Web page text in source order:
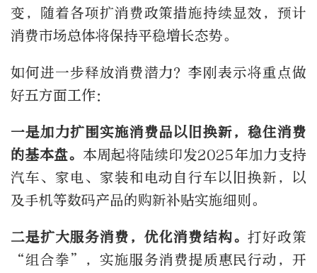
变，随着各项扩消费政策措施持续显效，预计
消费市场总体将保持平稳增长态势。
如何进一步释放消费潜力？李刚表示将重点做
好五方面工作：
一是加力扩围实施消费品以旧换新，稳住消费
的基本盘。 本周起将陆续印发2025年加力支持
汽车、家电、家装和电动自行车以旧换新，以
及手机等数码产品的购新补贴实施细则。
二是扩大服务消费，优化消费结构。打好政策
“组合拳”，实施服务消费提质惠民行动，开